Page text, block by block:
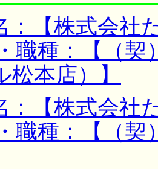
：【株式会社
職種：【（
松本店）】
：【株式会社
職種：【（